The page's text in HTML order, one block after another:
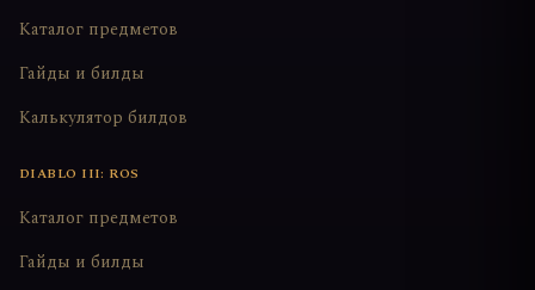
Каталог предметов
Гайды и билды
Калькулятор билдов
DIABLO III: ROS
Каталог предметов
Гайды и билды